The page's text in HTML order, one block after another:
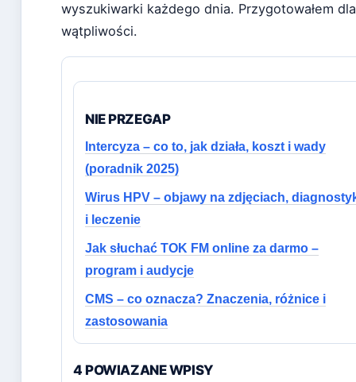
wyszukiwarki każdego dnia. Przygotowałem
wątpliwości.
NIE PRZEGAP
Intercyza – co to, jak działa, koszt i wady
(poradnik 2025)
Wirus HPV – objawy na zdjęciach,
i leczenie
Jak słuchać TOK FM online za darmo –
program i audycje
CMS – co oznacza? Znaczenia, różnice i
zastosowania
4 POWIAZANE WPISY